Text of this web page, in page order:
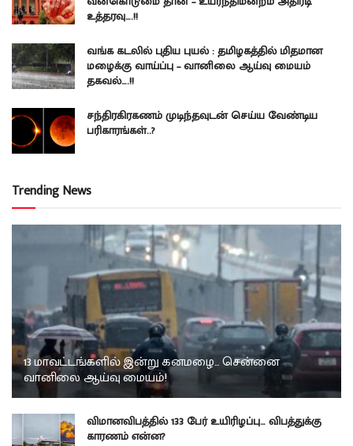
உத்தரவு….!!
வங்க கடலில் புதிய புயல் : தமிழகத்தில் மிதமான
மழைக்கு வாய்ப்பு – வானிலை ஆய்வு மையம்
தகவல்….!!
சந்திரகிரகணம் முடிந்தவுடன் செய்ய வேண்டிய
பரிகாரங்கள்..?
Trending News
13 மாவட்டங்களில் இன்று கனமழை… சென்னை
வானிலை ஆய்வு மையம்!
விமானவிபத்தில் 133 பேர் உயிரிழப்பு… விபத்துக்கு
காரணம் என்ன?